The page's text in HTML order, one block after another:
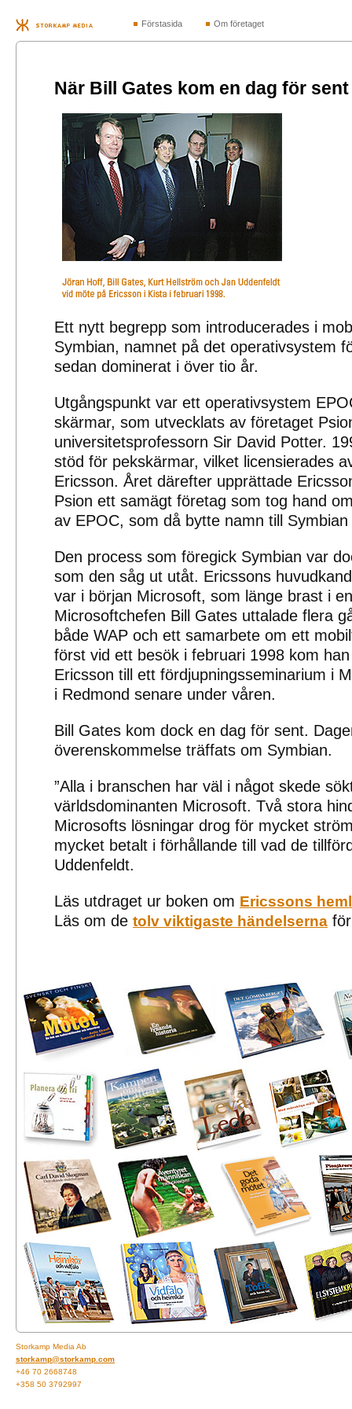
Förstasida Om företaget
När Bill Gates kom en dag för sent
Ett nytt begrepp som introducerades i
Symbian, namnet på det operativsystem
sedan dominerat i över tio år.
Utgångspunkt var ett operativsystem
skärmar, som utvecklats av företaget
universitetsprofessorn Sir David Potter.
stöd för pekskärmar, vilket licensierades
Ericsson. Året därefter upprättade
Psion ett samägt företag som tog hand
av EPOC, som då bytte namn till
Den process som föregick Symbian var
som den såg ut utåt. Ericssons
var i början Microsoft, som länge brast i
Microsoftchefen Bill Gates uttalade flera
både WAP och ett samarbete om ett
först vid ett besök i februari 1998 kom
Ericsson till ett fördjupningsseminarium i
i Redmond senare under våren.
Bill Gates kom dock en dag för sent.
överenskommelse träffats om Symbian.
”Alla i branschen har väl i något skede
världsdominanten Microsoft. Två stora
Microsofts lösningar drog för mycket
mycket betalt i förhållande till vad de
Uddenfeldt.
Läs utdraget ur boken om Ericssons
Läs om de tolv viktigaste händelserna
Storkamp Media Ab
storkamp@storkamp.com
+46 70 2668748
+358 50 3792997